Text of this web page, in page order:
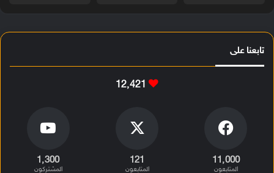
تابعنا على
12٬421
11٬000
المتابعون
121
المتابعون
1٬300
المشتركون